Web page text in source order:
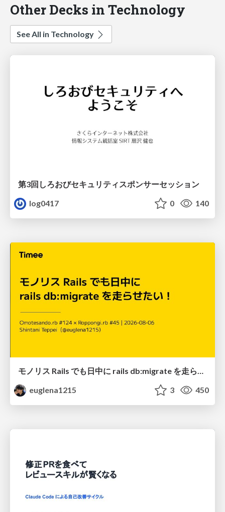
Other Decks in Technology
See All in Technology
第3回しろおびセキュリティスポンサーセッション
log0417
0 140
モノリス Rails でも日中に rails db:migrate を走らせたい！ / Daytime rails db:migrate on Monolithic Rails!
euglena1215
3 450